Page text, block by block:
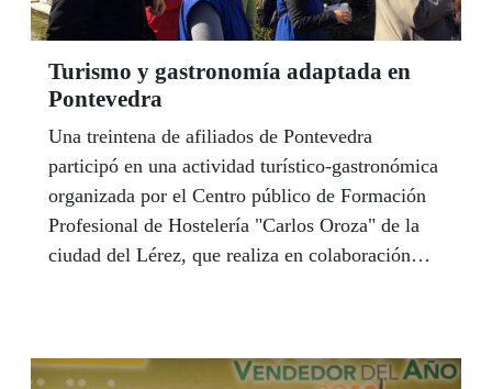
Turismo y gastronomía adaptada en
Pontevedra
Una treintena de afiliados de Pontevedra
participó en una actividad turístico-gastronómica
organizada por el Centro público de Formación
Profesional de Hostelería "Carlos Oroza" de la
ciudad del Lérez, que realiza en colaboración
y, a continuación, una comida en el comedor del